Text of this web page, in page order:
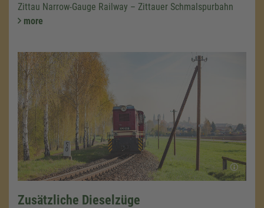
Zittau Narrow-Gauge Railway – Zittauer Schmalspurbahn
more
Zusätzliche Dieselzüge